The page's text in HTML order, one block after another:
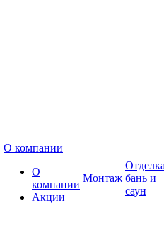
О компании
О
компании
Акции
Монтаж бань и
саун